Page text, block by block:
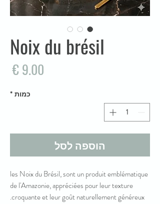
Noix du brésil
כמות *
הוספה לסל
les Noix du Brésil, sont un produit emblématique
de l'Amazonie, appréciées pour leur texture
croquante et leur goût naturellement généreux.